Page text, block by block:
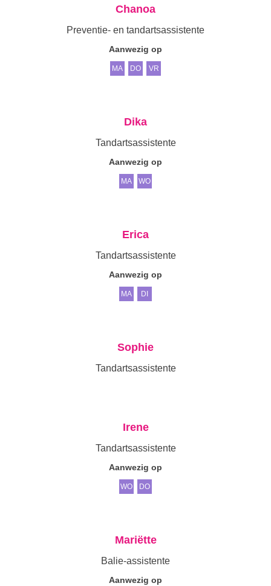
Chanoa
Preventie- en tandartsassistente
Aanwezig op
MA DO VR
Dika
Tandartsassistente
Aanwezig op
MA WO
Erica
Tandartsassistente
Aanwezig op
MA DI
Sophie
Tandartsassistente
Irene
Tandartsassistente
Aanwezig op
WO DO
Mariëtte
Balie-assistente
Aanwezig op